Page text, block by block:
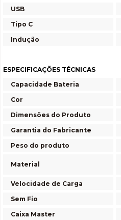
USB
Tipo C
Indução
ESPECIFICAÇÕES TÉCNICAS
Capacidade Bateria
Cor
Dimensões do Produto
Garantia do Fabricante
Peso do produto
Material
Velocidade de Carga
Sem Fio
Caixa Master